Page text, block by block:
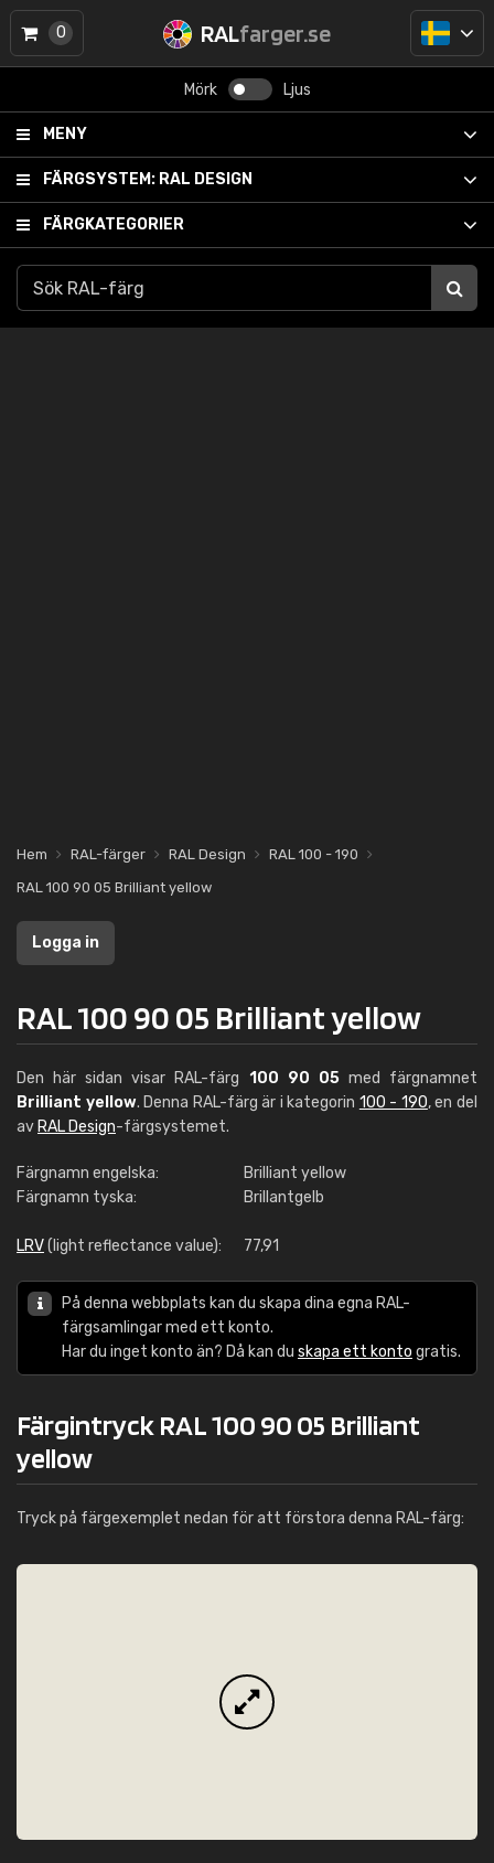
RALfarger.se
Mörk Ljus
MENY
FÄRGSYSTEM: RAL DESIGN
FÄRGKATEGORIER
0
Hem RAL-färger RAL Design
RAL 100 - 190
RAL 100 90 05 Brilliant yellow
Logga in
RAL 100 90 05 Brilliant yellow
Den här sidan visar RAL-färg 100 90 05med färgnamnet
Brilliant yellow. Denna RAL-färg är i kategorin 100 - 190, en del
av RAL Design-färgsystemet.
Färgnamn engelska:
Brilliant yellow
Färgnamn tyska:
Brillantgelb
LRV(light reflectance value): 77,91
På denna webbplats kan du skapa dina egna RAL-
färgsamlingar med ett konto.
Har du inget konto än? Då kan du skapa ett konto gratis.
Färgintryck RAL 100 90 05 Brilliant
yellow
Tryck på färgexemplet nedan för att förstora denna RAL-färg: